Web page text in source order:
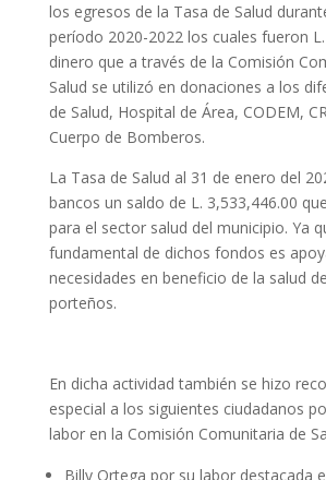
los egresos de la Tasa de Salud
período 2020-2022 los cuales fueron
dinero que a través de la Comisión
Salud se utilizó en donaciones a los
de Salud, Hospital de Área, CODEM,
Cuerpo de Bomberos.
La Tasa de Salud al 31 de enero del
bancos un saldo de L. 3,533,446.00
para el sector salud del municipio. Ya
fundamental de dichos fondos es
necesidades en beneficio de la salud
porteños.
En dicha actividad también se hizo
especial a los siguientes ciudadanos
labor en la Comisión Comunitaria de
Billy Ortega por su labor destacada